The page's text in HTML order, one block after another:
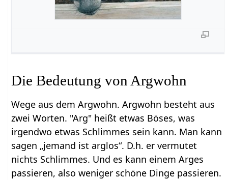
Die Bedeutung von Argwohn
Wege aus dem Argwohn. Argwohn besteht aus
zwei Worten. "Arg" heißt etwas Böses, was
irgendwo etwas Schlimmes sein kann. Man kann
sagen „jemand ist arglos“. D.h. er vermutet
nichts Schlimmes. Und es kann einem Arges
passieren, also weniger schöne Dinge passieren.